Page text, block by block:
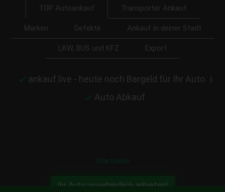
TOP Autoankauf Transporter Ankauf
Marken Defekte Ankauf in deiner Stadt
LKW, BUS und KFZ Export
ankauf.live - heute noch Bargeld für Ihr Auto |
Auto Abkauf
Startseite
Ihr Auto unverbindlich anbieten!